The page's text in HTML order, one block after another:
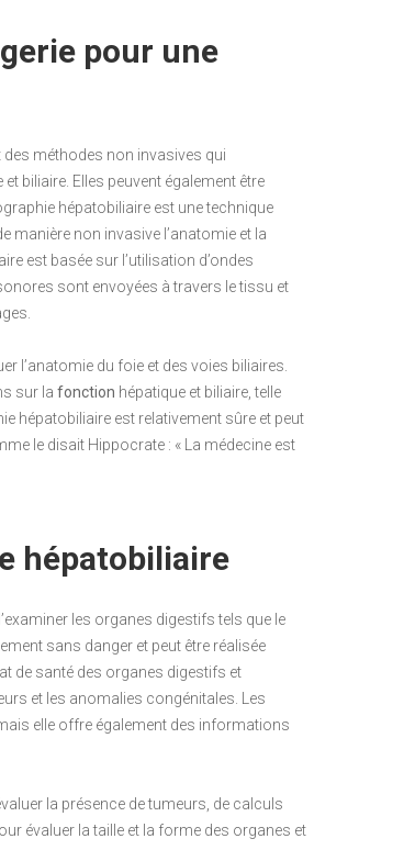
pour une
des méthodes non invasives qui
biliaire. Elles peuvent également être
hépatobiliaire est une technique
manière non invasive l’anatomie et la
est basée sur l’utilisation d’ondes
sont envoyées à travers le tissu et
l’anatomie du foie et des voies biliaires.
sur la fonction hépatique et biliaire, telle
hépatobiliaire est relativement sûre et peut
le disait Hippocrate : « La médecine est
hépatobiliaire
les organes digestifs tels que le
sans danger et peut être réalisée
de santé des organes digestifs et
et les anomalies congénitales. Les
elle offre également des informations
la présence de tumeurs, de calculs
évaluer la taille et la forme des organes et